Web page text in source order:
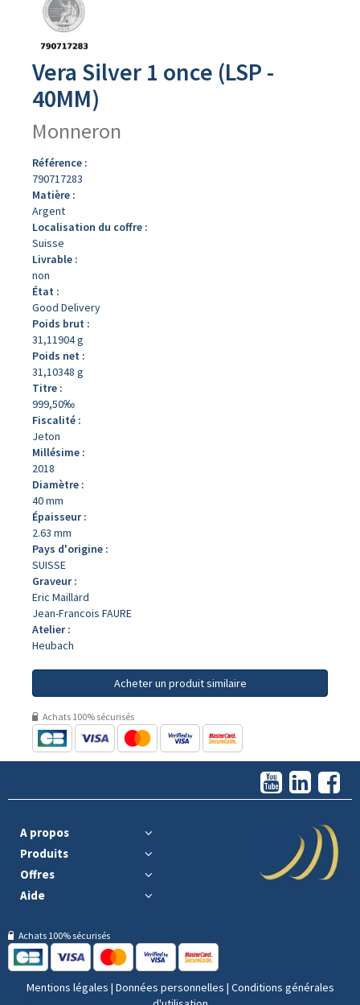
produit
Vera Silver 1 once (LSP -
40MM)
Monneron
Référence :
790717283
Matière :
Argent
Localisation du coffre :
Suisse
Livrable :
non
État :
Good Delivery
Poids brut :
31,11904 g
Poids net :
31,10348 g
Titre :
999,50‰
Fiscalité :
Jeton
Millésime :
2018
Diamètre :
40 mm
Épaisseur :
2.63 mm
Pays d'origine :
SUISSE
Graveur :
Eric Maillard
Jean-Francois FAURE
Atelier :
Heubach
Acheter un produit similaire
Achats 100% sécurisés
A propos
Produits
Offres
Aide
Achats 100% sécurisés
Mentions légales | Données personnelles | Conditions générales